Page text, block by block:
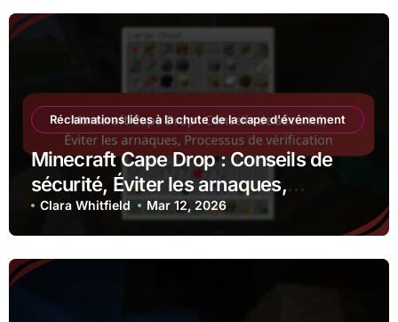
Réclamations liées à la chute de la cape d'événement
Minecraft Cape Drop : Conseils de
sécurité, Éviter les arnaques,
Processus de vérification
Clara Whitfield Mar 12, 2026